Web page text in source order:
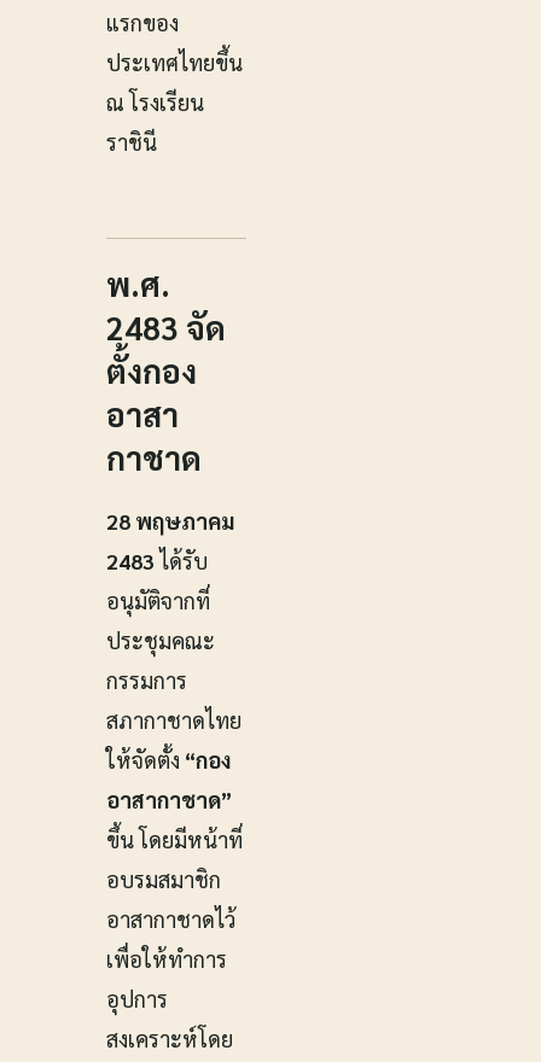
แรกของ
ประเทศไทยขึ้น
ณ โรงเรียน
ราชินี
พ.ศ.
2483 จัด
ตั้งกอง
อาสา
กาชาด
28 พฤษภาคม
2483 ได้รับ
อนุมัติจากที่
ประชุมคณะ
กรรมการ
สภากาชาดไทย
ให้จัดตั้ง “กอง
อาสากาชาด”
ขึ้น โดยมีหน้าที่
อบรมสมาชิก
อาสากาชาดไว้
เพื่อให้ทำการ
อุปการ
สงเคราะห์โดย